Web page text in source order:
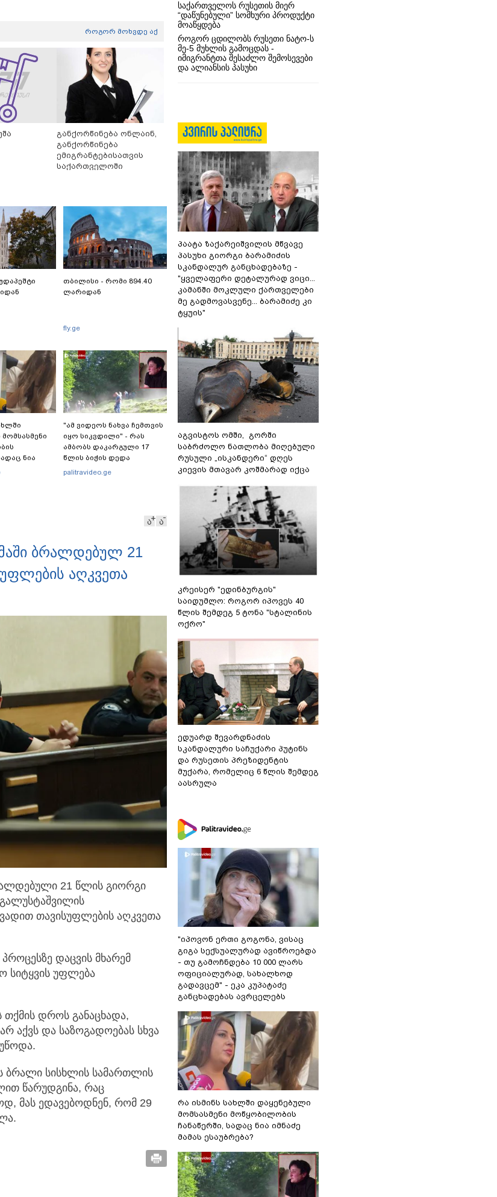
როგორ მოხვდე აქ
განქორწინება ონლაინ,
განქორწინება
ემიგრანტებისათვის
საქართველოში
თბილისი - რომი 894.40
ლარიდან
fly.ge
ნია
ესაუბრება?
"ამ ვიდეოს ნახვა ჩემთვის
იყო სიკვდილი" - რას
ამბობს დაკარგული 17
წლის ბიჭის დედა
ვიდეოკადრებზე, სადაც
palitravideo.ge
ა ა
ბრალდებულ 21
აღკვეთა
21 წლის გიორგი
თავისუფლების აღკვეთა
დაცვის მხარემ
სიტყვის უფლება
დროს განაცხადა,
აქვს და საზოგადოებას სხვა
ბრალი სისხლის სამართლის
წარუდგინა, რაც
მას ედავებოდნენ, რომ 29
საქართველოს რუსეთის მიერ
“დაწუნებული” სომხური პროდუქტი
მოაწყდება
როგორ ცდილობს რუსეთი ნატო-ს
მე-5 მუხლის გამოცდას -
იმიგრანტთა შესაძლო შემოსევები
და ალიანსის პასუხი
პაატა ზაქარეიშვილის მწვავე
პასუხი გიორგი ბარამიძის
სკანდალურ განცხადებაზე -
"ყველაფერი დეტალურად ვიცი...
კამანში მოკლული ქართველები
მე გადმოვასვენე... ბარამიძე კი
ტყუის"
აგვისტოს ომში, გორში
საბრძოლო ნათლობა მიღებული
რუსული „ისკანდერი“ დღეს
კიევის მთავარ კოშმარად იქცა
კრეისერ "ედინბურგის"
საიდუმლო: როგორ იპოვეს 40
წლის შემდეგ 5 ტონა "სტალინის
ოქრო"
ედუარდ შევარდნაძის
სკანდალური საჩუქარი პუტინს
და რუსეთის პრეზიდენტის
მუქარა, რომელიც 6 წლის შემდეგ
აასრულა
"იპოვონ ერთი გოგონა, ვისაც
გიგა სექსუალურად ავიწროებდა
- თუ გამოჩნდება 10 000 ლარს
ოფიციალურად, სახალხოდ
გადავცემ" - ეკა კუპატაძე
განცხადებას ავრცელებს
რა ისმინს სახლში დაყენებული
მომსასმენი მოწყობილობის
ჩანაწერში, სადაც ნია იმნაძე
მამას ესაუბრება?